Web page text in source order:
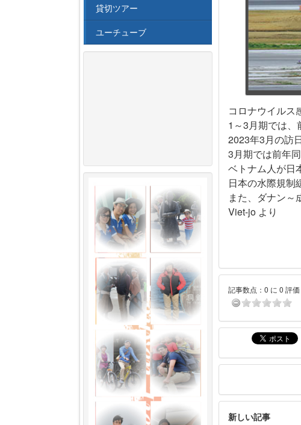
コロナウイルス
1～3月期では、
2023年3月の訪
3月期では前年
ベトナム人が日
日本の水際規制
また、ダナン～
Viet-jo より
記事数点：0 に 0 評価
新しい記事
貸切ツアー
ユーチューブ